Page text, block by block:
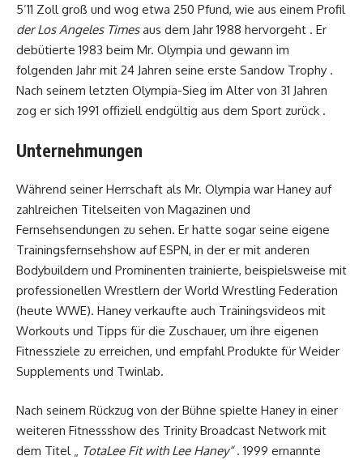
5’11 Zoll groß und wog etwa 250 Pfund, wie aus einem Profil
der Los Angeles Timesaus dem Jahr 1988 hervorgeht . Er
debütierte 1983 beim Mr. Olympia und gewann im
folgenden Jahr mit 24 Jahren seine erste Sandow Trophy .
Nach seinem letzten Olympia-Sieg im Alter von 31 Jahren
zog er sich 1991 offiziell endgültig aus dem Sport zurück .
Unternehmungen
Während seiner Herrschaft als Mr. Olympia war Haney auf
zahlreichen Titelseiten von Magazinen und
Fernsehsendungen zu sehen. Er hatte sogar seine eigene
Trainingsfernsehshow auf ESPN, in der er mit anderen
Bodybuildern und Prominenten trainierte, beispielsweise mit
professionellen Wrestlern der World Wrestling Federation
(heute WWE). Haney verkaufte auch Trainingsvideos mit
Workouts und Tipps für die Zuschauer, um ihre eigenen
Fitnessziele zu erreichen, und empfahl Produkte für Weider
Supplements und Twinlab.
Nach seinem Rückzug von der Bühne spielte Haney in einer
weiteren Fitnessshow des Trinity Broadcast Network mit
dem Titel „
TotaLee Fit with Lee Haney“. 1999 ernannte